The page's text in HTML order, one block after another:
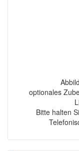
optionales
Bitte halten